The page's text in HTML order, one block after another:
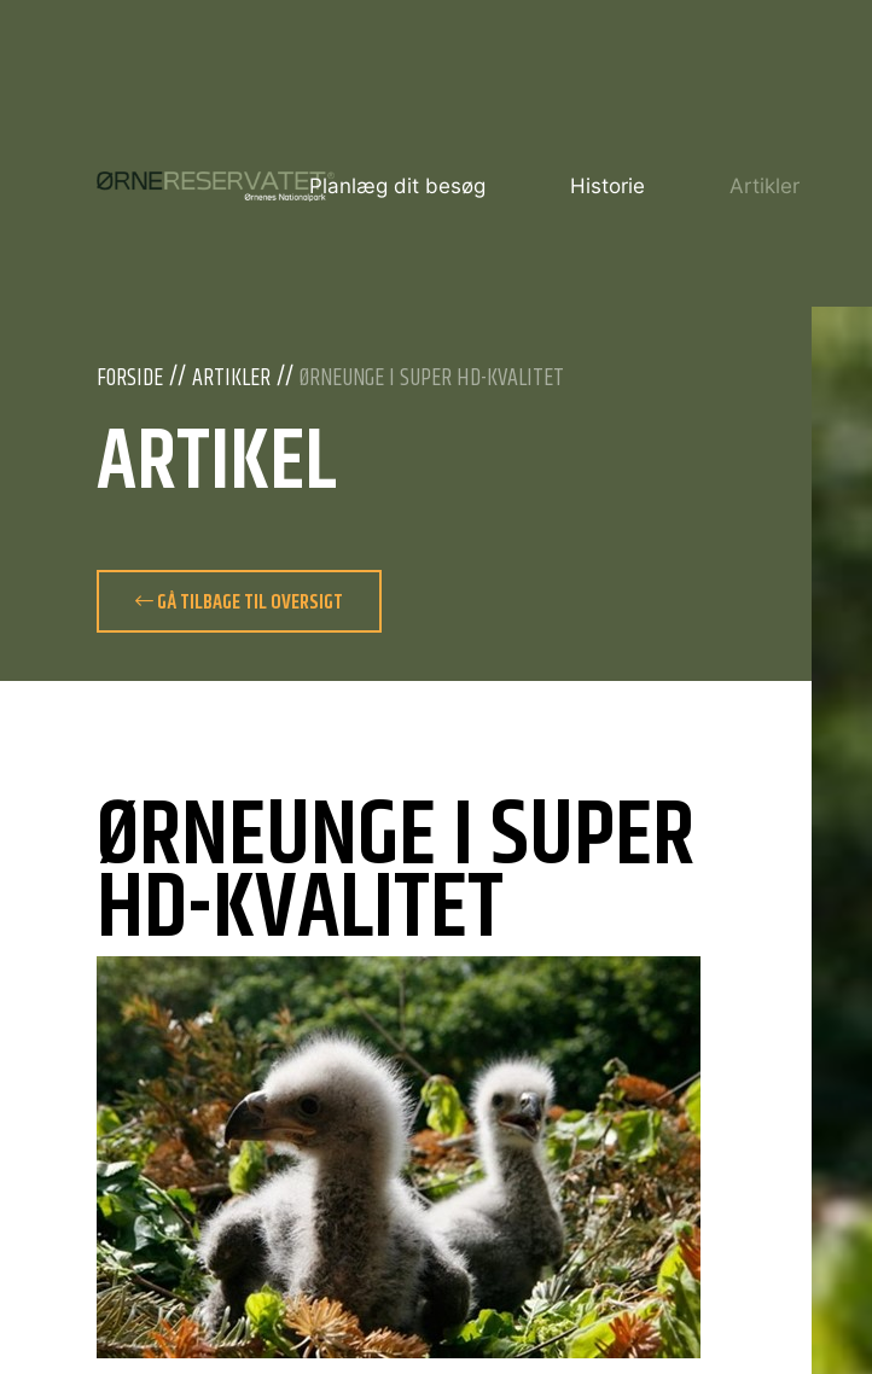
Planlæg dit besøg Historie Artikler
FORSIDE ARTIKLER ØRNEUNGE I SUPER HD-KVALITET
ARTIKEL
GÅ TILBAGE TIL OVERSIGT
ØRNEUNGE I SUPER
HD-KVALITET